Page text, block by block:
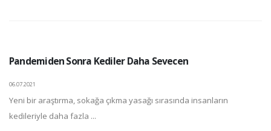
Pandemiden Sonra Kediler Daha Sevecen
06.07.2021
Yeni bir araştırma, sokağa çıkma yasağı sırasında insanların
kedileriyle daha fazla ...